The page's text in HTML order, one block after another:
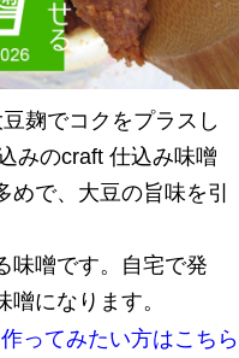
麹でコクをプラスし
みのcraft 仕込み味噌
で、大豆の旨味を引
味噌です。自宅で発
になります。
ってみたい方はこちら